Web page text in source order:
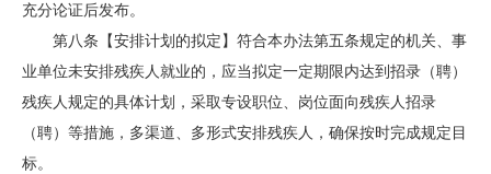
充分论证后发布。
第八条【安排计划的拟定】符合本办法第五条规定的机关、事
业单位未安排残疾人就业的，应当拟定一定期限内达到招录（聘）
残疾人规定的具体计划，采取专设职位、岗位面向残疾人招录
（聘）等措施，多渠道、多形式安排残疾人，确保按时完成规定目
标。